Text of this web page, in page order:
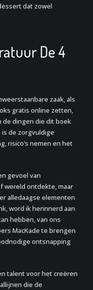
dat zowel
De 4
zaak, als
gratis online zetten,
de dingen die dit boek
de zorgvuldige
risico’s nemen en het
gevoel van
wereld ontdekte, maar
alledaagse elementen
word ik herinnerd aan
hebben, van ons
MacKade te brengen
ontsnapping
talent voor het creëren
die de